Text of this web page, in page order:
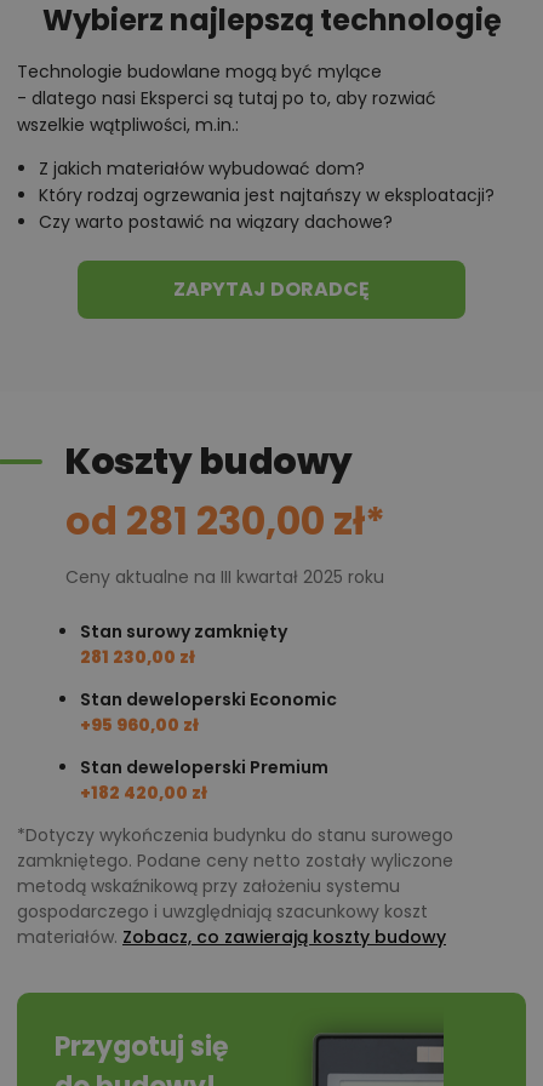
i kuchenki gazowej. We wnętrzach zastosowano
wyraźny podział na dzienną oraz nocną część
wnętrz.
Salon z kominkiem w projekcie Aframon
Naprzeciwko sieni znajduje się WC. Hol łączy się z
eleganckie, przestronne i znakomicie oświetlone
pomieszczenie. Łączy w sobie kilka funkcji. Mieści się w
pokoju dziennego na okalający go taras. Wyjście
umieszczono zarówno przy jadalni, jak i na tylnej
ścianie budynku. Zadaszony taras to wyjątkowe
wspólnych posiłków czy organizacji niewielkich
przyjęć, np. grilla dla przyjaciół.
Trzy pokoje prywatne w strefie nocnej
domu Aframon
Korytarz po prawej stronie prowadzi do pokoi
wygodne sypialnie. Ich powierzchnia wynosi 11,80 m²,
12,25 m² i 12,50 m². Jedna z nich została wyposażona
w prywatną garderobę. W pobliżu pokoi umieszczono
rodzinną łazienkę z miejscem na dużą wannę oraz
Energooszczędne rozwiązania i
Wybierz najlepszą technologię
Technologie budowlane mogą być mylące
- dlatego nasi Eksperci są tutaj po to, aby rozwiać
wszelkie wątpliwości, m.in.:
Z jakich materiałów wybudować dom?
Który rodzaj ogrzewania jest najtańszy w eksploatacji?
Czy warto postawić na wiązary dachowe?
ZAPYTAJ DORADCĘ
Koszty budowy
od 281 230,00 zł*
Ceny aktualne na III kwartał 2025 roku
Stan surowy zamknięty
281 230,00 zł
Stan deweloperski Economic
+95 960,00 zł
Stan deweloperski Premium
+182 420,00 zł
*Dotyczy wykończenia budynku do stanu surowego
zamkniętego. Podane ceny netto zostały wyliczone
metodą wskaźnikową przy założeniu systemu
gospodarczego i uwzględniają szacunkowy koszt
materiałów. Zobacz, co zawierają koszty budowy
Przygotuj się